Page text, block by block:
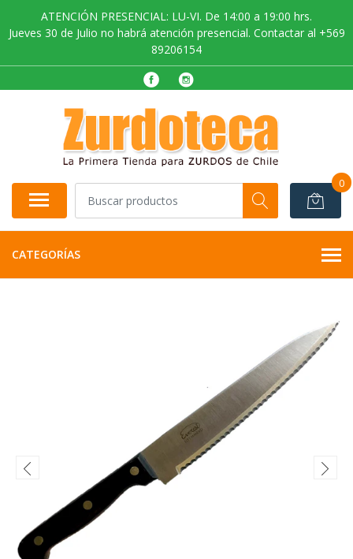
ATENCIÓN PRESENCIAL: LU-VI. De 14:00 a 19:00 hrs.
Jueves 30 de Julio no habrá atención presencial. Contactar al +569
89206154
0
CATEGORÍAS